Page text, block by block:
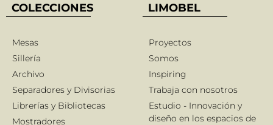
COLECCIONES
Mesas
Sillería
Archivo
Separadores y Divisorias
Librerías y Bibliotecas
Mostradores
LIMOBEL
Proyectos
Somos
Inspiring
Trabaja con nosotros
Estudio - Innovación y
diseño en los espacios de